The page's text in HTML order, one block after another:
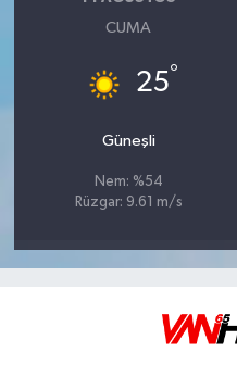
CUMA
25°
Güneşli
Nem: %54
Rüzgar: 9.61 m/s